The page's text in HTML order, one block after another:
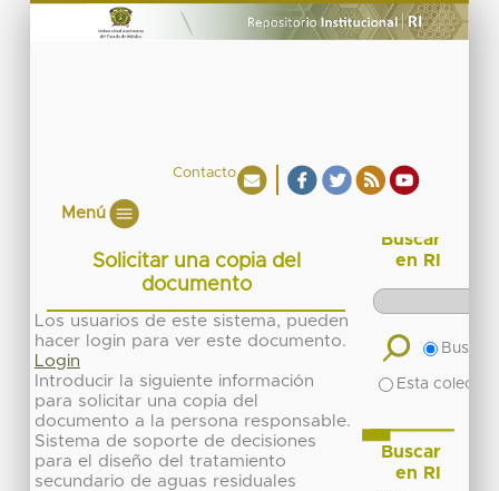
Contacto
Menú
Solicitar una copia del
documento
Los usuarios de este sistema, pueden
hacer login para ver este documento.
Login
Introducir la siguiente información
para solicitar una copia del
documento a la persona responsable.
Sistema de soporte de decisiones
para el diseño del tratamiento
secundario de aguas residuales
Buscar
en RI
Buscar
Esta
Buscar
en RI